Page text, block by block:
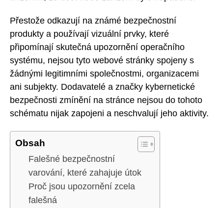
Přestože odkazují na známé bezpečnostní
produkty a používají vizuální prvky, které
připomínají skutečná upozornění operačního
systému, nejsou tyto webové stránky spojeny s
žádnými legitimními společnostmi, organizacemi
ani subjekty. Dodavatelé a značky kybernetické
bezpečnosti zmínění na stránce nejsou do tohoto
schématu nijak zapojeni a neschvalují jeho aktivity.
Obsah
Falešné bezpečnostní
varování, které zahajuje útok
Proč jsou upozornění zcela
falešná